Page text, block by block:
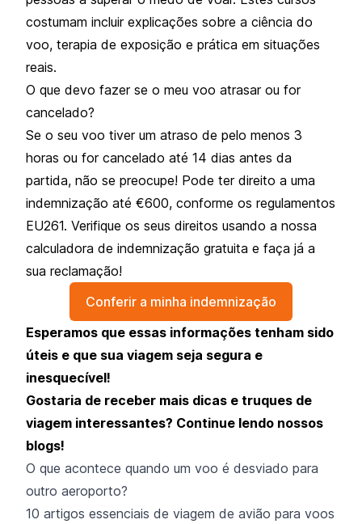
costumam incluir explicações sobre a ciência do
voo, terapia de exposição e prática em situações
reais.
O que devo fazer se o meu voo atrasar ou for
cancelado?
Se o seu voo tiver um atraso de pelo menos 3
horas ou for cancelado até 14 dias antes da
partida, não se preocupe! Pode ter direito a uma
indemnização até €600, conforme os regulamentos
EU261. Verifique os seus direitos usando a nossa
calculadora de indemnização gratuita e faça já a
sua reclamação!
Conferir a minha indemnização
Esperamos que essas informações tenham sido
úteis e que sua viagem seja segura e
inesquecível!
Gostaria de receber mais dicas e truques de
viagem interessantes? Continue lendo nossos
blogs!
O que acontece quando um voo é desviado para
outro aeroporto?
10 artigos essenciais de viagem de avião para voos